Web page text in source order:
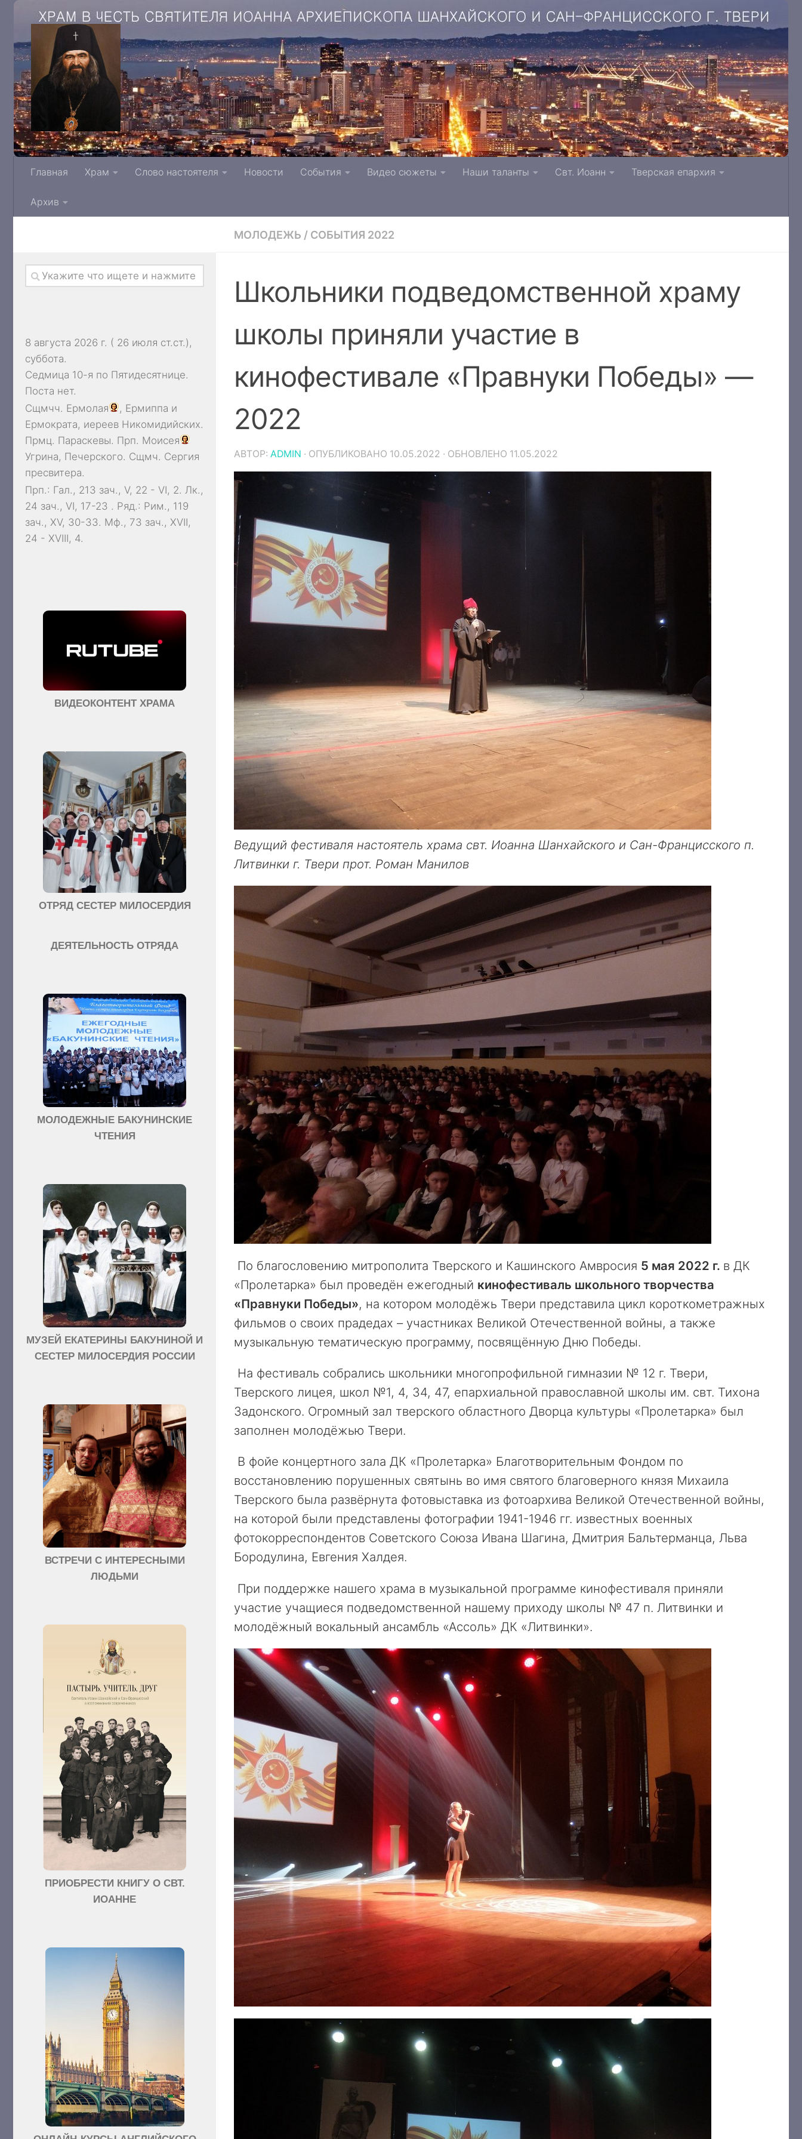
Храм в честь святителя Иоанна Архиепископа Шанхайского и Сан-Францисского г. Тверь п. Литвинки Тверская и Кашинская епархия
Тверской митрополии Русской Православной Церкви
Главная Храм Слово настоятеля Новости События Видео сюжеты Наши таланты Свт. Иоанн Тверская епархия
Архив
МОЛОДЕЖЬ / СОБЫТИЯ 2022
Школьники подведомственной храму
школы приняли участие в
кинофестивале «Правнуки Победы» —
2022
АВТОР: ADMIN · ОПУБЛИКОВАНО 10.05.2022 · ОБНОВЛЕНО 11.05.2022
Ведущий фестиваля настоятель храма свт. Иоанна Шанхайского и Сан-Францисского п.
Литвинки г. Твери прот. Роман Манилов
По благословению митрополита Тверского и Кашинского Амвросия 5 мая 2022 г. в ДК
«Пролетарка» был проведён ежегодный кинофестиваль школьного творчества
«Правнуки Победы», на котором молодёжь Твери представила цикл короткометражных
фильмов о своих прадедах – участниках Великой Отечественной войны, а также
музыкальную тематическую программу, посвящённую Дню Победы.
На фестиваль собрались школьники многопрофильной гимназии № 12 г. Твери,
Тверского лицея, школ №1, 4, 34, 47, епархиальной православной школы им. свт. Тихона
Задонского. Огромный зал тверского областного Дворца культуры «Пролетарка» был
заполнен молодёжью Твери.
В фойе концертного зала ДК «Пролетарка» Благотворительным Фондом по
восстановлению порушенных святынь во имя святого благоверного князя Михаила
Тверского была развёрнута фотовыставка из фотоархива Великой Отечественной войны,
на которой были представлены фотографии 1941-1946 гг. известных военных
фотокорреспондентов Советского Союза Ивана Шагина, Дмитрия Бальтерманца, Льва
Бородулина, Евгения Халдея.
При поддержке нашего храма в музыкальной программе кинофестиваля приняли
участие учащиеся подведомственной нашему приходу школы № 47 п. Литвинки и
молодёжный вокальный ансамбль «Ассоль» ДК «Литвинки».
8 августа 2026 г. ( 26 июля ст.ст.),
суббота.
Седмица 10-я по Пятидесятнице.
Поста нет.
Сщмчч. Ермолая , Ермиппа и
Ермократа, иереев Никомидийских.
Прмц. Параскевы. Прп. Моисея
Угрина, Печерского. Сщмч. Сергия
пресвитера.
Прп.: Гал., 213 зач., V, 22 - VI, 2. Лк.,
24 зач., VI, 17-23 . Ряд.: Рим., 119
зач., XV, 30-33. Мф., 73 зач., XVII,
24 - XVIII, 4.
ВИДЕОКОНТЕНТ ХРАМА
ОТРЯД СЕСТЕР МИЛОСЕРДИЯ
ДЕЯТЕЛЬНОСТЬ ОТРЯДА
МОЛОДЕЖНЫЕ БАКУНИНСКИЕ
ЧТЕНИЯ
МУЗЕЙ ЕКАТЕРИНЫ БАКУНИНОЙ И
СЕСТЕР МИЛОСЕРДИЯ РОССИИ
ВСТРЕЧИ С ИНТЕРЕСНЫМИ
ЛЮДЬМИ
ПРИОБРЕСТИ КНИГУ О СВТ.
ИОАННЕ